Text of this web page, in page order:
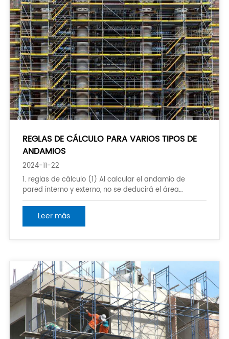
REGLAS DE CÁLCULO PARA VARIOS TIPOS DE
ANDAMIOS
2024-11-22
1. reglas de cálculo (1) Al calcular el andamio de
pared interno y externo, no se deducirá el área
ocupada por las aberturas de puertas y ventanas, las
aberturas de círculos vacíos, etc. (2) Cuando la altura
del mismo edificio es diferente, debe calcularse por
Leer más